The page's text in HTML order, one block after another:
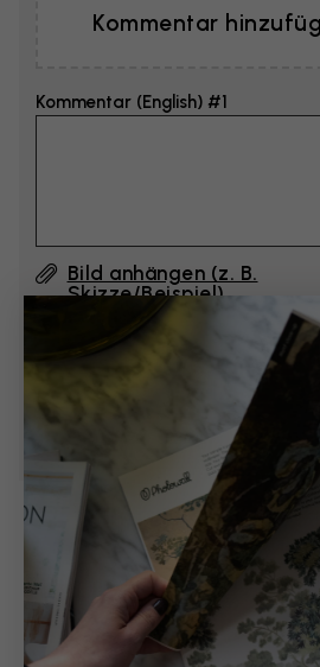
Kommentar
Kommentar (English) #1
Bild anhängen (z. B.
Skizze/Beispiel)
Durch Klicken auf ”Abschicken”,
die Nutzungsbedingungen von
bestätige, dass ich sie gelesen habe.